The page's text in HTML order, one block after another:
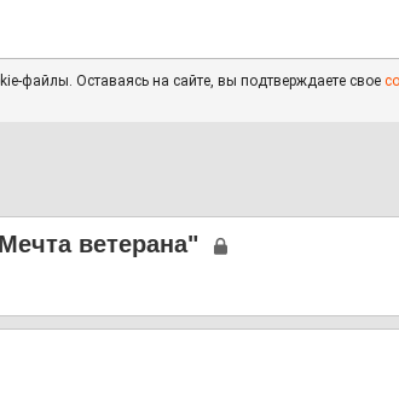
файлы. Оставаясь на сайте, вы подтверждаете свое
ветерана"